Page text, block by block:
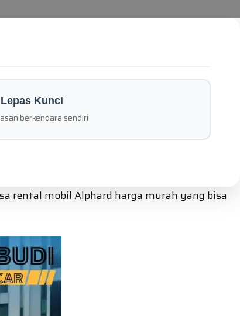
Lepas Kunci
berkendara sendiri
rental mobil Alphard harga murah yang bisa